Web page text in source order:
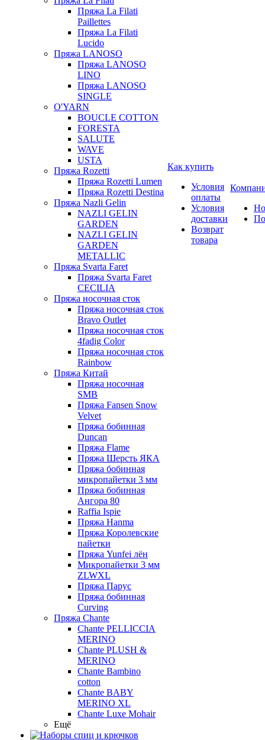
Пряжа La Filati
Paillettes
Пряжа La Filati
Lucido
Пряжа LANOSO
Пряжа LANOSO
LINO
Пряжа LANOSO
SINGLE
O'YARN
BOUCLE COTTON
FORESTA
SALUTE
WAVE
USTA
Пряжа Rozetti
Пряжа Rozetti Lumen
Пряжа Rozetti Destina
Пряжа Nazli Gelin
NAZLI GELIN
GARDEN
NAZLI GELIN
GARDEN
METALLIC
Пряжа Svarta Faret
Пряжа Svarta Faret
CECILIA
Пряжа носочная сток
Пряжа носочная сток
Bravo Outlet
Пряжа носочная сток
4fadig Color
Пряжа носочная сток
Rainbow
Пряжа Китай
Пряжа носочная
SMB
Пряжа Fansen Snow
Velvet
Пряжа бобинная
Duncan
Пряжа Flame
Пряжа Шерсть ЯКА
Пряжа бобинная
микропайетки 3 мм
Пряжа бобинная
Ангора 80
Raffia Ispie
Пряжа Hanma
Пряжа Королевские
пайетки
Пряжа Yunfei лён
Микропайетки 3 мм
ZLWXL
Пряжа Парус
Пряжа бобинная
Curving
Пряжа Chante
Chante PELLICCIA
MERINO
Chante PLUSH &
MERINO
Chante Bambino
cotton
Chante BABY
MERINO XL
Chante Luxe Mohair
Ещё
Как купить
Условия
оплаты
Условия
доставки
Возврат
товара